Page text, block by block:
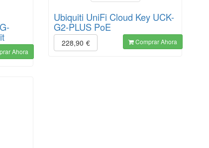
Ahora
Ubiquiti UniFi Cloud Key UCK-
G2-PLUS PoE
228,90 € Comprar Ahora